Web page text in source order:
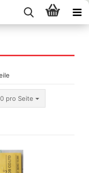
pro Seite
Seite